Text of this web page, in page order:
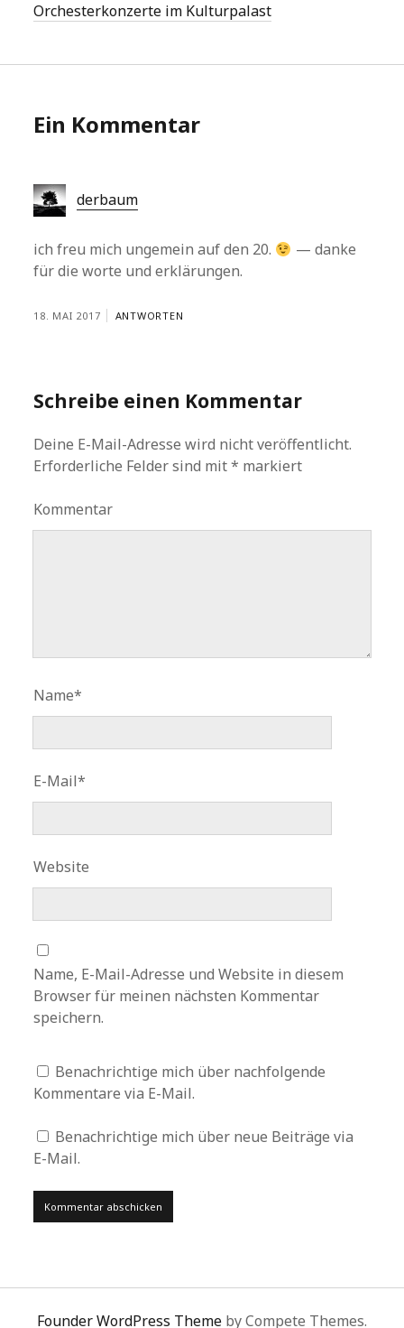
Orchesterkonzerte im Kulturpalast
Ein Kommentar
derbaum
ich freu mich ungemein auf den 20.
— danke
für die worte und erklärungen.
18. MAI 2017 ANTWORTEN
Schreibe einen Kommentar
Deine E-Mail-Adresse wird nicht veröffentlicht.
Erforderliche Felder sind mit* markiert
Kommentar
Name*
E-Mail*
Website
Name, E-Mail-Adresse und Website in diesem
Browser für meinen nächsten Kommentar
speichern.
Benachrichtige mich über nachfolgende
Kommentare via E-Mail.
Benachrichtige mich über neue Beiträge via
E-Mail.
Founder WordPress Theme by Compete Themes.